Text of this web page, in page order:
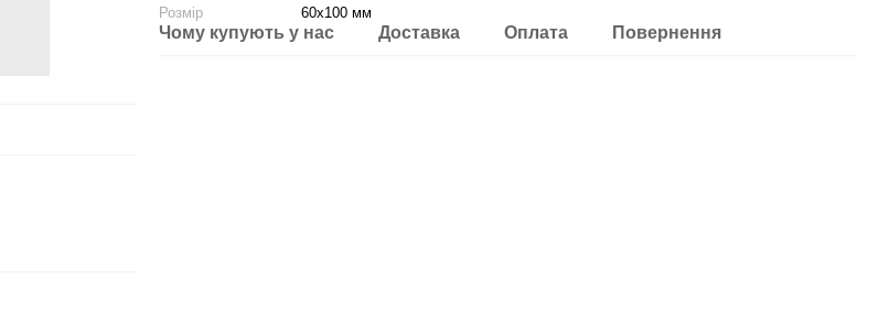
Розмір
60х100 мм
Чому купують у нас Доставка Оплата Повернення